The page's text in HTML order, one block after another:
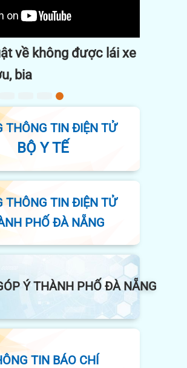
triển khai tuyên truyền
cách hành chính trên địa bàn
Đà Nẵng.
THÔNG TIN ĐIỆN TỬ
BỘ Y TẾ
THÔNG TIN ĐIỆN TỬ
PHỐ ĐÀ NẴNG
Ý THÀNH PHỐ ĐÀ NẴNG